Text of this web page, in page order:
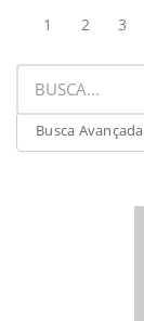
1 2 3
Busca Avançada